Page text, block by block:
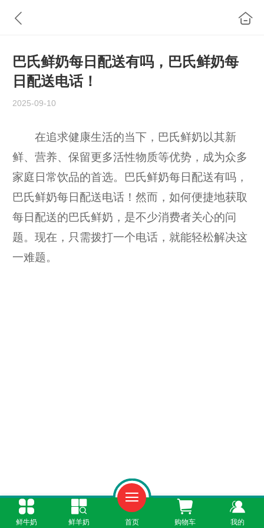
巴氏鲜奶每日配送有吗，巴氏鲜奶每
日配送电话！
2025-09-10
在追求健康生活的当下，巴氏鲜奶以其新
鲜、营养、保留更多活性物质等优势，成为众多
家庭日常饮品的首选。巴氏鲜奶每日配送有吗，
巴氏鲜奶每日配送电话！然而，如何便捷地获取
每日配送的巴氏鲜奶，是不少消费者关心的问
题。现在，只需拨打一个电话，就能轻松解决这
一难题。
鲜牛奶 鲜羊奶 首页 购物车 我的